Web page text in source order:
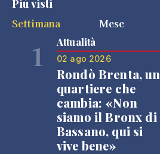
Più visti
Settimana
Mese
1 Attualità
02 ago 2026
Rondò Brenta, un
quartiere che
cambia: «Non
siamo il Bronx di
Bassano, qui si
vive bene»